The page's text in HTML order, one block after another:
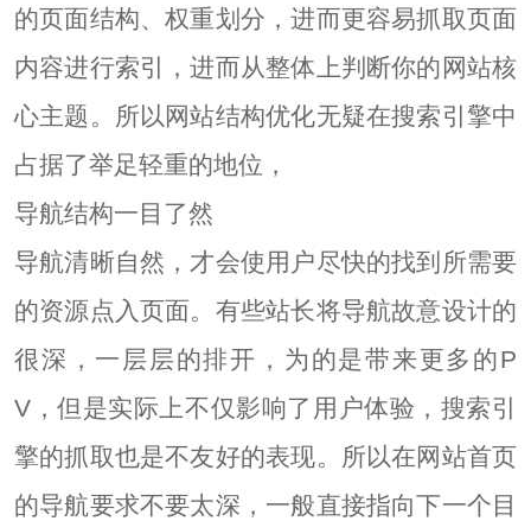
的页面结构、权重划分，进而更容易抓取页面
内容进行索引，进而从整体上判断你的网站核
心主题。所以网站结构优化无疑在搜索引擎中
占据了举足轻重的地位，
导航结构一目了然
导航清晰自然，才会使用户尽快的找到所需要
的资源点入页面。有些站长将导航故意设计的
很深，一层层的排开，为的是带来更多的P
V，但是实际上不仅影响了用户体验，搜索引
擎的抓取也是不友好的表现。所以在网站首页
的导航要求不要太深，一般直接指向下一个目